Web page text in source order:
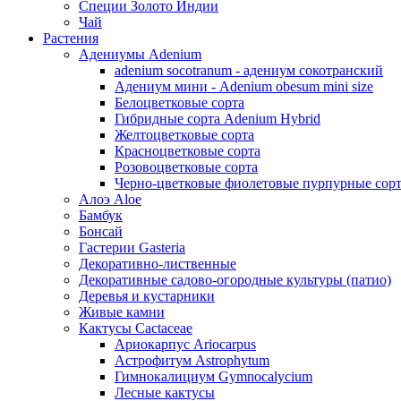
Специи Золото Индии
Чай
Растения
Адениумы Adenium
adenium socotranum - адениум сокотранский
Адениум мини - Adenium obesum mini size
Белоцветковые сорта
Гибридные сорта Adenium Hybrid
Желтоцветковые сорта
Красноцветковые сорта
Розовоцветковые сорта
Черно-цветковые фиолетовые пурпурные
Алоэ Aloe
Бамбук
Бонсай
Гастерии Gasteria
Декоративно-лиственные
Декоративные садово-огородные культуры (патио)
Деревья и кустарники
Живые камни
Кактусы Cactaceae
Ариокарпус Ariocarpus
Астрофитум Astrophytum
Гимнокалициум Gymnocalycium
Лесные кактусы